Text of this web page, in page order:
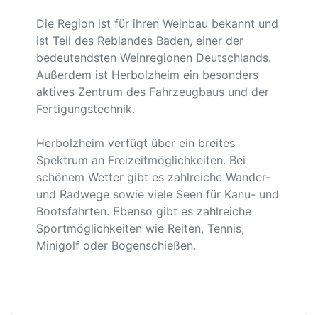
Die Region ist für ihren Weinbau bekannt und
ist Teil des Reblandes Baden, einer der
bedeutendsten Weinregionen Deutschlands.
Außerdem ist Herbolzheim ein besonders
aktives Zentrum des Fahrzeugbaus und der
Fertigungstechnik.
Herbolzheim verfügt über ein breites
Spektrum an Freizeitmöglichkeiten. Bei
schönem Wetter gibt es zahlreiche Wander-
und Radwege sowie viele Seen für Kanu- und
Bootsfahrten. Ebenso gibt es zahlreiche
Sportmöglichkeiten wie Reiten, Tennis,
Minigolf oder Bogenschießen.